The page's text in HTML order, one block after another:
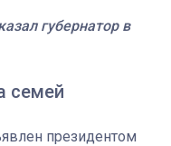
губернатор в
семей
президентом